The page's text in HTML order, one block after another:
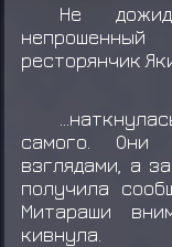
Не
ресторянчик
самого. Они
взглядами, а
получила
Митараши
кивнула.